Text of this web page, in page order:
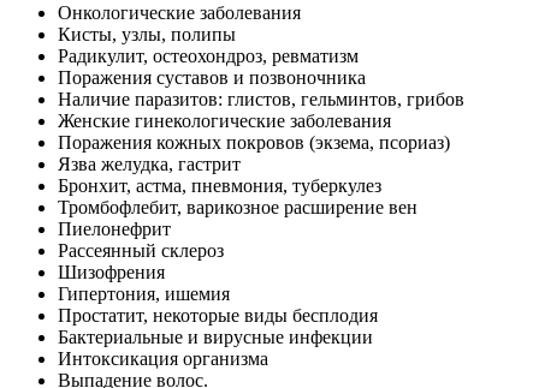
Онкологические заболевания
Кисты, узлы, полипы
Радикулит, остеохондроз, ревматизм
Поражения суставов и позвоночника
Наличие паразитов: глистов, гельминтов, грибов
Женские гинекологические заболевания
Поражения кожных покровов (экзема, псориаз)
Язва желудка, гастрит
Бронхит, астма, пневмония, туберкулез
Тромбофлебит, варикозное расширение вен
Пиелонефрит
Рассеянный склероз
Шизофрения
Гипертония, ишемия
Простатит, некоторые виды бесплодия
Бактериальные и вирусные инфекции
Интоксикация организма
Выпадение волос.